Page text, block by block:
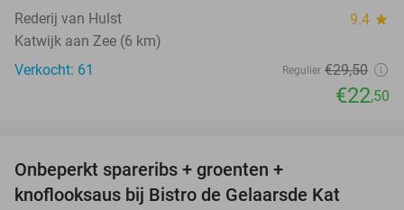
Rederij van Hulst 9.4 star
Katwijk aan Zee (6 km)
Verkocht: 61
Regulier €29,50
€22,50
Onbeperkt spareribs + groenten +
knoflooksaus bij Bistro de Gelaarsde Kat